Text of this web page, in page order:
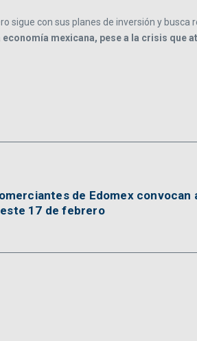
sigue con sus planes de inversión y busca
mexicana, pese a la crisis que
de Edomex convocan
17 de febrero